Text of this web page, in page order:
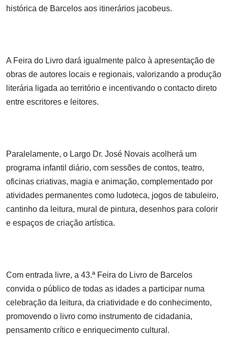
histórica de Barcelos aos itinerários jacobeus.
A Feira do Livro dará igualmente palco à apresentação de
obras de autores locais e regionais, valorizando a produção
literária ligada ao território e incentivando o contacto direto
entre escritores e leitores.
Paralelamente, o Largo Dr. José Novais acolherá um
programa infantil diário, com sessões de contos, teatro,
oficinas criativas, magia e animação, complementado por
atividades permanentes como ludoteca, jogos de tabuleiro,
cantinho da leitura, mural de pintura, desenhos para colorir
e espaços de criação artística.
Com entrada livre, a 43.ª Feira do Livro de Barcelos
convida o público de todas as idades a participar numa
celebração da leitura, da criatividade e do conhecimento,
promovendo o livro como instrumento de cidadania,
pensamento crítico e enriquecimento cultural.